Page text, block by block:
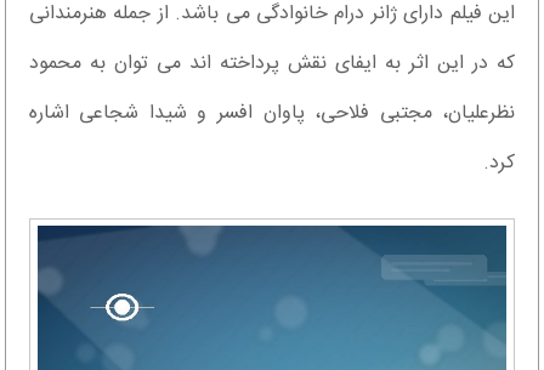
این فیلم دارای ژانر درام خانوادگی می باشد. از جمله هنرمندانی
که در این اثر به ایفای نقش پرداخته اند می توان به محمود
نظرعلیان، مجتبی فلاحی، پاوان افسر و شیدا شجاعی اشاره
کرد.